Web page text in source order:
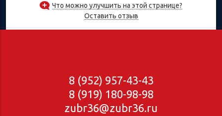
Что можно улучшить на этой странице?
Оставить отзыв
8 (952) 957-43-43
8 (919) 180-98-98
zubr36@zubr36.ru